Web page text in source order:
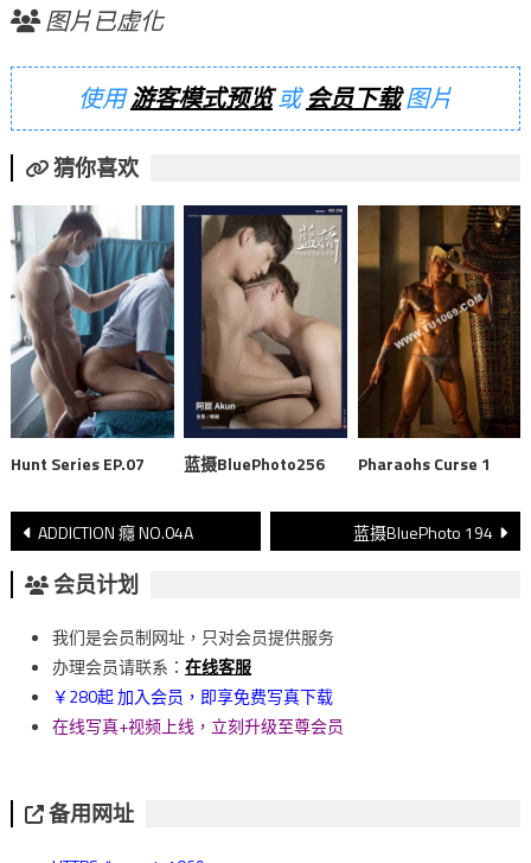
图片已虚化
使用游客模式预览或会员下载图片
猜你喜欢
Hunt Series EP.07 蓝摄BluePhoto256 Pharaohs Curse 1
文
章
導
覽
ADDICTION 癮 NO.04A 蓝摄BluePhoto 194
会员计划
我们是会员制网址，只对会员提供服务
办理会员请联系： 在线客服
￥280起 加入会员，即享免费写真下载
在线写真+视频上线，立刻升级至尊会员
备用网址